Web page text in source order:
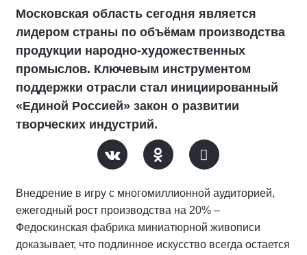
Московская область сегодня является
лидером страны по объёмам производства
продукции народно-художественных
промыслов. Ключевым инструментом
поддержки отрасли стал инициированный
«Единой Россией» закон о развитии
творческих индустрий.
Внедрение в игру с многомиллионной аудиторией,
ежегодный рост производства на 20% –
Федоскинская фабрика миниатюрной живописи
доказывает, что подлинное искусство всегда остается